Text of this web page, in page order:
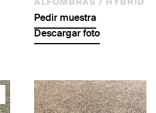
ALFOMBRAS / HYBRID
Pedir muestra
Descargar foto